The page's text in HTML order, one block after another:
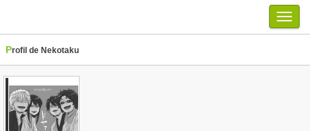
Menu
Profil de Nekotaku